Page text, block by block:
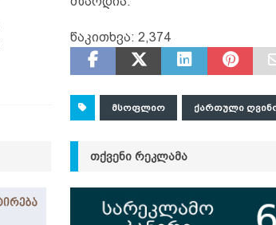
წაკითხვა: 2,374
ᲛᲡᲝᲤᲚᲘᲝ ᲥᲐᲠᲗᲣᲚᲘ
ᲗᲥᲕᲔᲜᲘ ᲠᲔᲙᲚᲐᲛᲐ